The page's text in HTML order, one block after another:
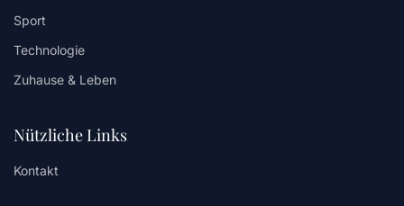
Sport
Technologie
Zuhause & Leben
Nützliche Links
Kontakt